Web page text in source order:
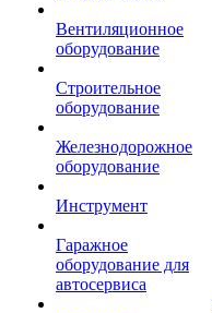
Вентиляционное
оборудование
Строительное
оборудование
Железнодорожное
оборудование
Инструмент
Гаражное
оборудование для
автосервиса